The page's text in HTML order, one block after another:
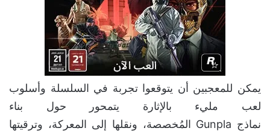
يمكن للمعجبين أن يتوقعوا تجربة في السلسلة وأسلوب
لعب مليء بالإثارة يتمحور حول بناء
نماذج Gunpla المُخصصة، ونقلها إلى المعركة، وترقيتها